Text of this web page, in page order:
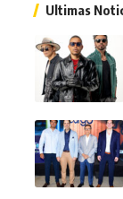
Ultimas